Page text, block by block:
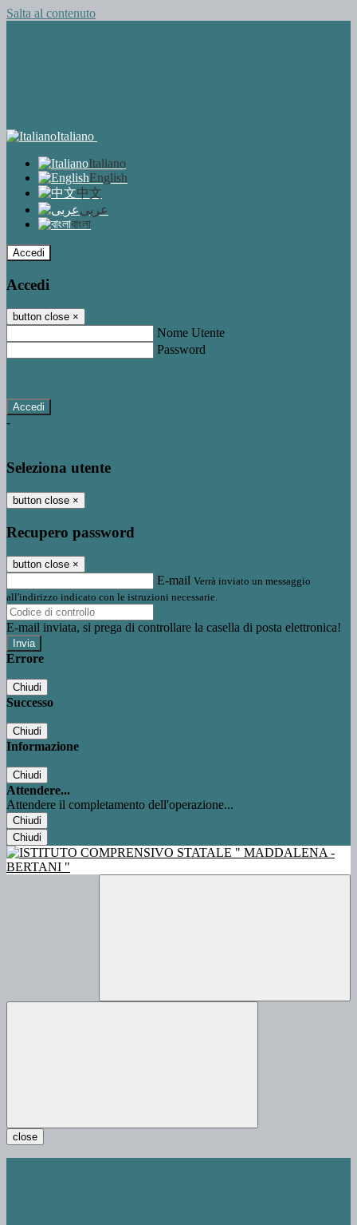
Salta al contenuto
Italiano
Italiano
English
中文
عربى
বাংলা
Accedi
Accedi
button close ×
Nome Utente
Password
-
Seleziona utente
button close ×
Recupero password
button close ×
E-mail Verrà inviato un messaggio
all'indirizzo indicato con le istruzioni necessarie.
E-mail inviata, si prega di controllare la casella di posta elettronica!
Errore
Chiudi
Successo
Chiudi
Informazione
Chiudi
Attendere...
Attendere il completamento dell'operazione...
Chiudi
Chiudi
close